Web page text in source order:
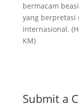
bermacam
yang berpretasi
internasional.
KM)
Submit a